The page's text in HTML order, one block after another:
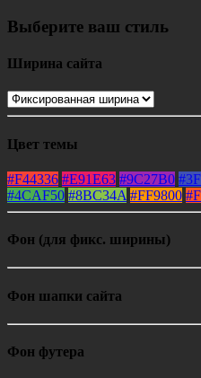
Выберите ваш стиль
Ширина сайта
Цвет темы
#F44336 #E91E63 #9C27B0
#4CAF50 #8BC34A #FF9800
Фон (для фикс. ширины)
Фон шапки сайта
Фон футера